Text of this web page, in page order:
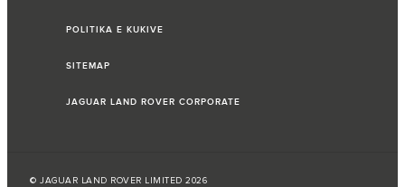
POLITIKA E KUKIVE
SITEMAP
JAGUAR LAND ROVER CORPORATE
© JAGUAR LAND ROVER LIMITED 2026